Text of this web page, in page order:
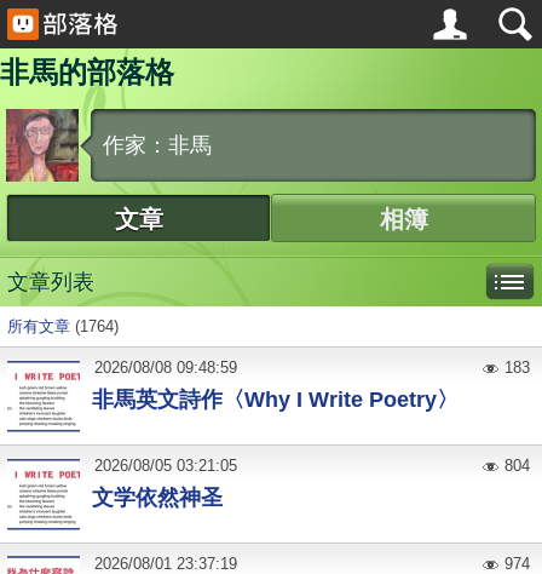
非馬的部落格
作家：非馬
文章 相簿
文章列表
所有文章 (1764)
非馬英文詩作〈Why I Write Poetry〉
2026/08/08 09:48:59 183
文学依然神圣
2026/08/05 03:21:05 804
2026/08/01 23:37:19 974